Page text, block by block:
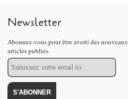
Newsletter
Abonnez-vous pour être averti des nouveaux
articles publiés.
Email